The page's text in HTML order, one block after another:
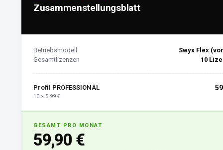
Zusammenstellungsblatt
Betriebsmodell
Swyx Flex
Gesamtlizenzen
10
Profil PROFESSIONAL
10 × 5,99 €
GESAMT PRO MONAT
59,90 €